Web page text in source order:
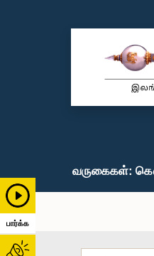
பார்க்க
வருகைகள்: